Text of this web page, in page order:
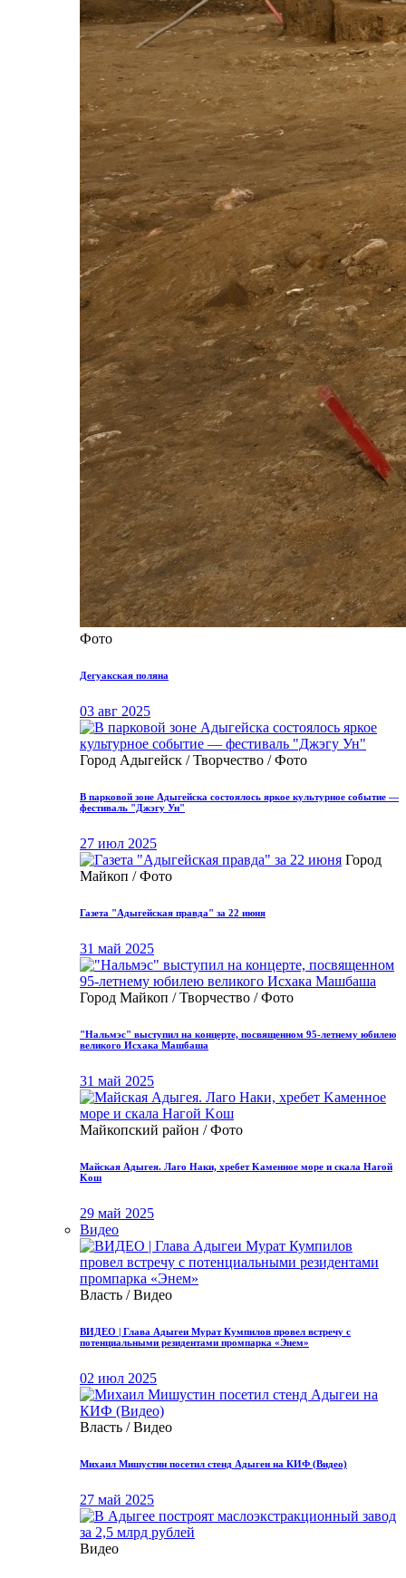
Фото
Дегуакская поляна
03 авг 2025
Город Адыгейск / Творчество / Фото
В парковой зоне Адыгейска состоялось яркое культурное событие —
фестиваль "Джэгу Ун"
27 июл 2025
Город
Майкоп / Фото
Газета "Адыгейская правда" за 22 июня
31 май 2025
Город Майкоп / Творчество / Фото
"Нальмэс" выступил на концерте, посвященном 95-летнему юбилею
великого Исхака Машбаша
31 май 2025
Майкопский район / Фото
Μайская Адыгея. Лaгo Нaки, хрeбет Κамeннoе мopе и скалa Нaгoй
Κoш
29 май 2025
Видео
Власть / Видео
ВИДЕО | Глава Адыгеи Мурат Кумпилов провел встречу с
потенциальными резидентами промпарка «Энем»
02 июл 2025
Власть / Видео
Михаил Мишустин посетил стенд Адыгеи на КИФ (Видео)
27 май 2025
Видео